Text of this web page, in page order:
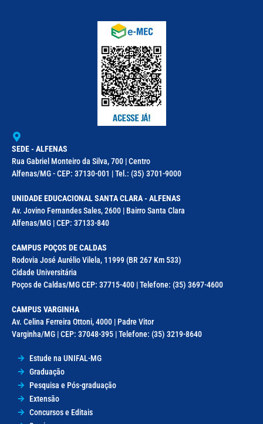
SEDE - ALFENAS
Rua Gabriel Monteiro da Silva, 700 | Centro
Alfenas/MG - CEP: 37130-001 | Tel.: (35) 3701-9000
UNIDADE EDUCACIONAL SANTA CLARA - ALFENAS
Av. Jovino Fernandes Sales, 2600 | Bairro Santa Clara
Alfenas/MG | CEP: 37133-840
CAMPUS POÇOS DE CALDAS
Rodovia José Aurélio Vilela, 11999 (BR 267 Km 533)
Cidade Universitária
Poços de Caldas/MG CEP: 37715-400 | Telefone: (35) 3697-4600
CAMPUS VARGINHA
Av. Celina Ferreira Ottoni, 4000 | Padre Vitor
Varginha/MG | CEP: 37048-395 | Telefone: (35) 3219-8640
Estude na UNIFAL-MG
Graduação
Pesquisa e Pós-graduação
Extensão
Concursos e Editais